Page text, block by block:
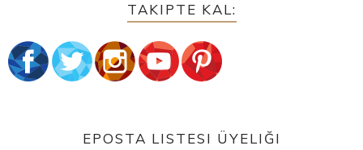
TAKIPTE KAL:
EPOSTA LISTESI ÜYELIĞI